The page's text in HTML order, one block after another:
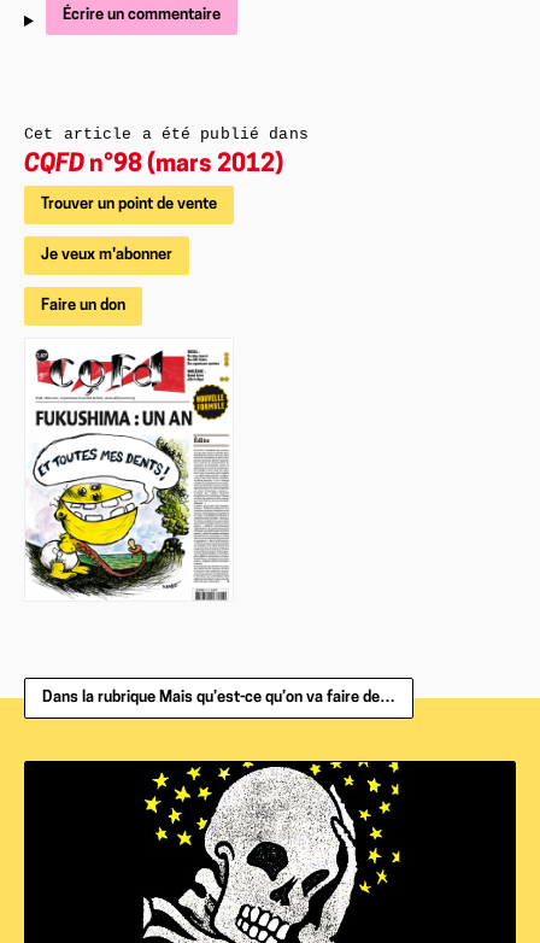
Écrire un commentaire
Cet article a été publié dans
CQFD n°98 (mars 2012)
Trouver un point de vente
Je veux m'abonner
Faire un don
Dans la rubrique Mais qu’est-ce qu’on va faire de…